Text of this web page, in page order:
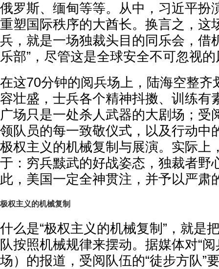
俄罗斯、缅甸等等。从中，习近平扮
重塑国际秩序的大酋长。换言之，这
兵，就是一场独裁头目的同乐会，借
乐部”，尽管这是全球安全不可忽视
在这70分钟的阅兵场上，陆海空整齐
容壮盛，士兵各个精神抖擞、训练有
广场只是一处杀人武器的大剧场；受
领队员的每一致敬仪式，以及行动中
极权主义的机械复制与展演。实际上
于：穷兵黩武的好战姿态，独裁者野
此，美国一定全神贯注，并予以严肃
极权主义的机械复制
什么是“极权主义的机械复制”，就是
队按照机械规律来摆动。据媒体对“
场）的报道，受阅队伍的“徒步方队”